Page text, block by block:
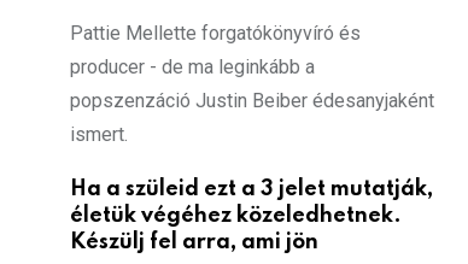
Pattie Mellette forgatókönyvíró és
producer - de ma leginkább a
popszenzáció Justin Beiber édesanyjaként
ismert.
Ha a szüleid ezt a 3 jelet mutatják,
életük végéhez közeledhetnek.
Készülj fel arra, ami jön